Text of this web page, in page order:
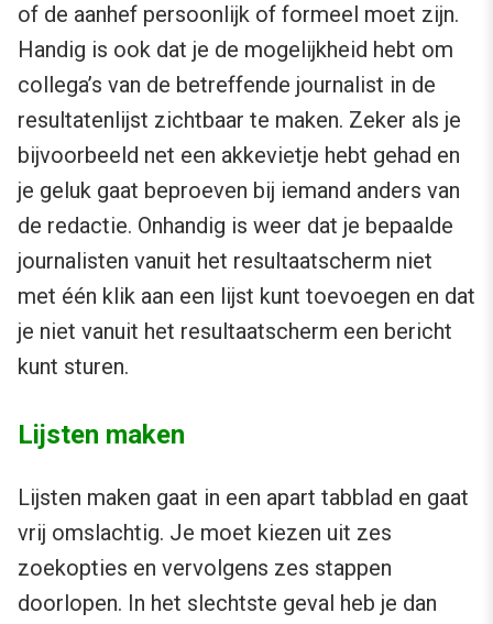
of de aanhef persoonlijk of formeel moet zijn.
Handig is ook dat je de mogelijkheid hebt om
collega’s van de betreffende journalist in de
resultatenlijst zichtbaar te maken. Zeker als je
bijvoorbeeld net een akkevietje hebt gehad en
je geluk gaat beproeven bij iemand anders van
de redactie. Onhandig is weer dat je bepaalde
journalisten vanuit het resultaatscherm niet
met één klik aan een lijst kunt toevoegen en dat
je niet vanuit het resultaatscherm een bericht
kunt sturen.
Lijsten maken
Lijsten maken gaat in een apart tabblad en gaat
vrij omslachtig. Je moet kiezen uit zes
zoekopties en vervolgens zes stappen
doorlopen. In het slechtste geval heb je dan